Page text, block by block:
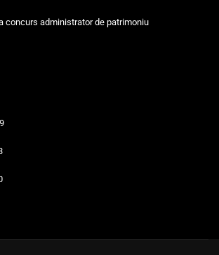
concurs administrator de patrimoniu